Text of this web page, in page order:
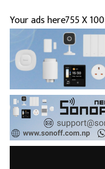
Your ads here755 X 100